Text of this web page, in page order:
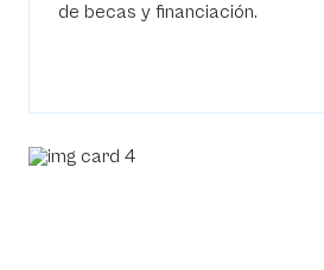
de becas y financiación.